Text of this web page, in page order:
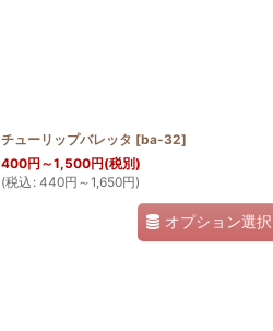
チューリップバレッタ [ba-32]
400円 ～1,500円(税別)
(税込 : 440円 ～1,650円)
オプション選択